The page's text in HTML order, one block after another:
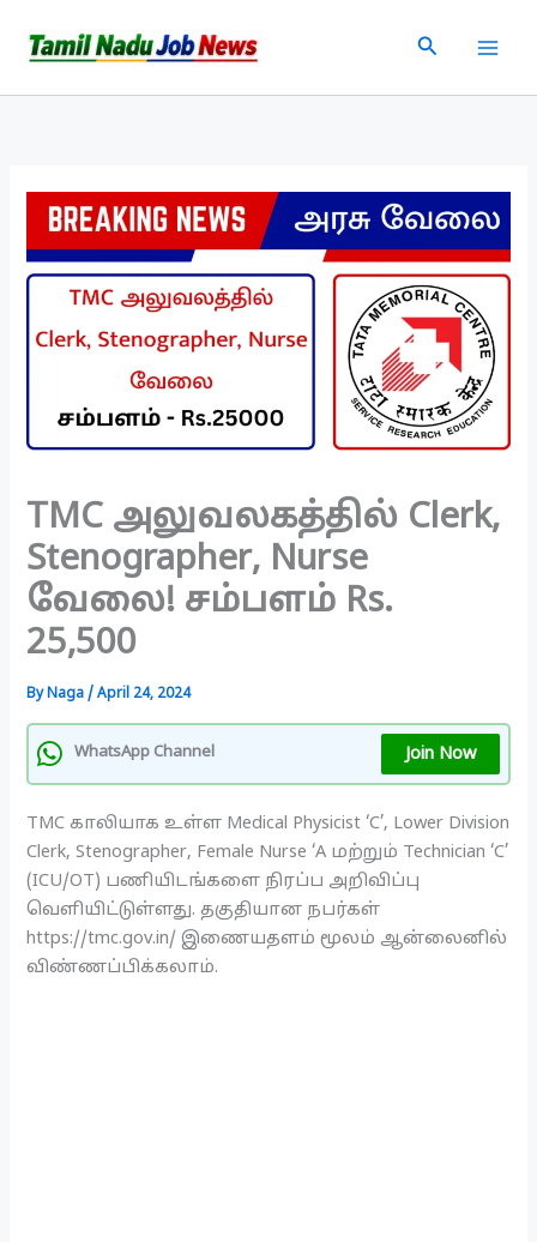
Search
TMC அலுவலகத்தில் Clerk,
Stenographer, Nurse
வேலை! சம்பளம் Rs.
25,500
ByNaga/April 24, 2024
WhatsApp Channel Join Now
TMC காலியாக உள்ள Medical Physicist ‘C’, Lower Division
Clerk, Stenographer, Female Nurse ‘A மற்றும் Technician ‘C’
(ICU/OT) பணியிடங்களை நிரப்ப அறிவிப்பு
வெளியிட்டுள்ளது. தகுதியான நபர்கள்
https://tmc.gov.in/ இணையதளம் மூலம் ஆன்லைனில்
விண்ணப்பிக்கலாம்.